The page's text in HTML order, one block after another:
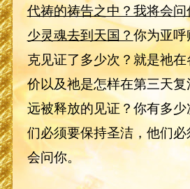
代祷的祷告之中？我将会
少灵魂去到天国？你为亚
克见证了多少次？就是祂
价以及祂是怎样在第三天
远被释放的见证？你有多
们必须要保持圣洁，他们必
会问你。